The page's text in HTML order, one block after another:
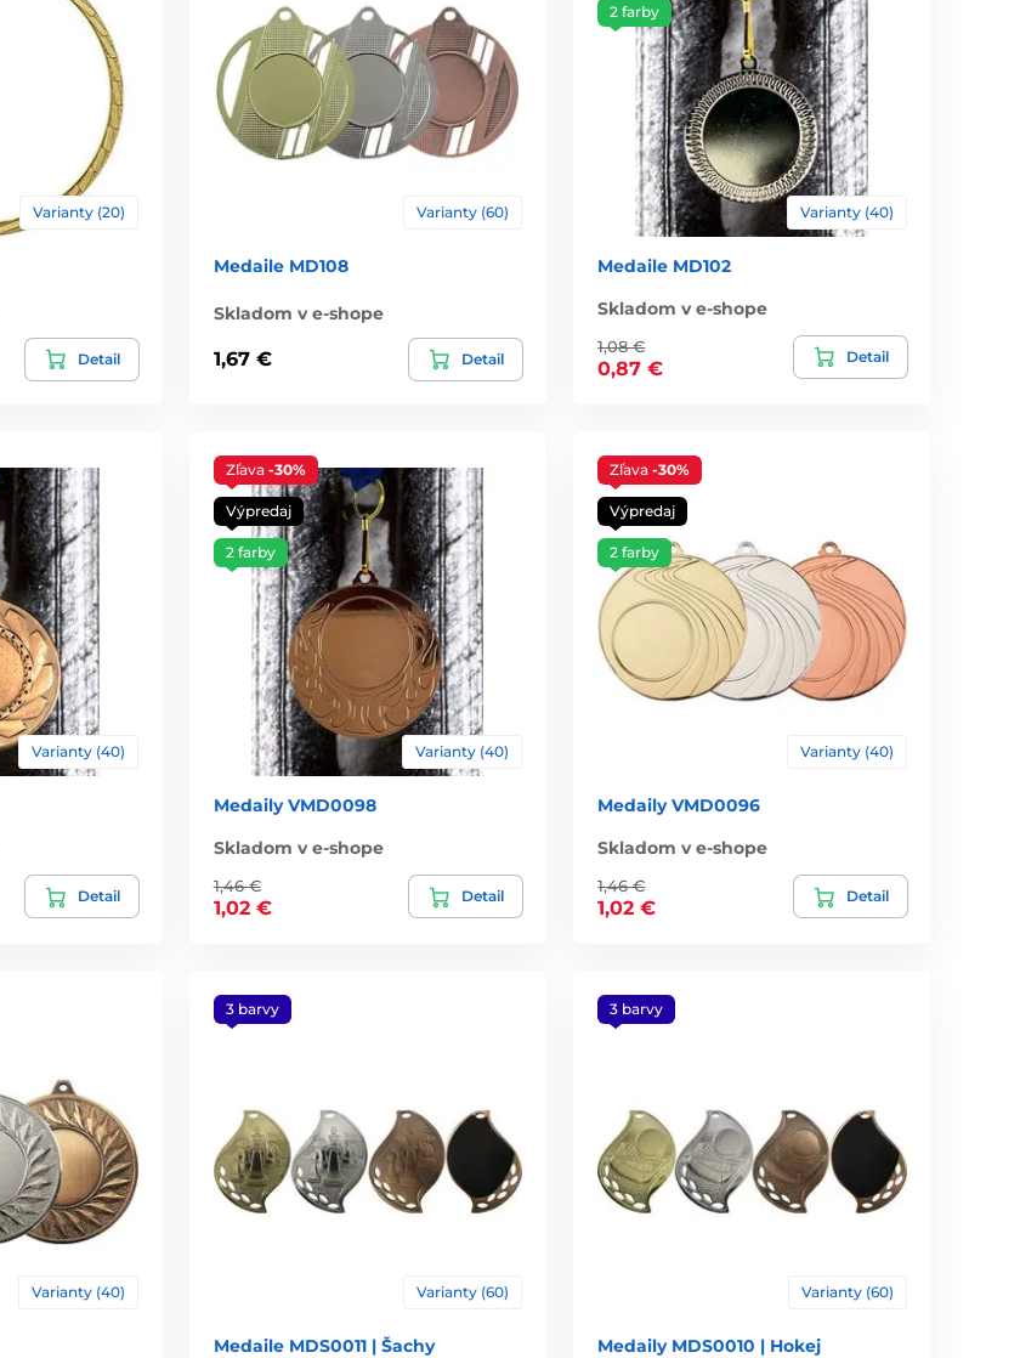
Varianty (20)
Detail
Varianty (60)
Medaile MD108
Skladom v e-shope
1,67 € Detail
2 farby
Varianty (40)
Medaile MD102
Skladom v e-shope
1,08 €
0,87 €
Detail
Varianty (40)
Detail
Zľava -30%
Výpredaj
2 farby
Varianty (40)
Medaily VMD0098
Skladom v e-shope
1,46 €
1,02 €
Detail
Zľava-30%
Výpredaj
2 farby
Varianty (40)
Medaily VMD0096
Skladom v e-shope
1,46 €
1,02 €
Detail
Varianty (40)
3 barvy
Varianty (60)
Medaile MDS0011 | Šachy
3 barvy
Varianty (60)
Medaily MDS0010 | Hokej